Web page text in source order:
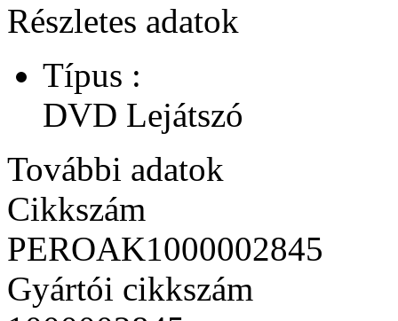
Részletes adatok
Típus :
DVD Lejátszó
További adatok
Cikkszám
PEROAK1000002845
Gyártói cikkszám